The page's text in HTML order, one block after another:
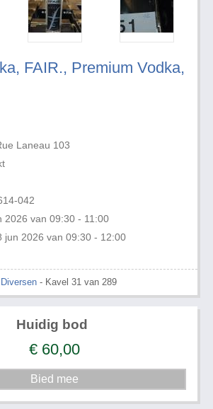
FAIR., Premium Vodka,
Laneau 103
042
2026 van 09:30 - 11:00
jun 2026 van 09:30 - 12:00
- Kavel 31 van 289
Huidig bod
€ 60,00